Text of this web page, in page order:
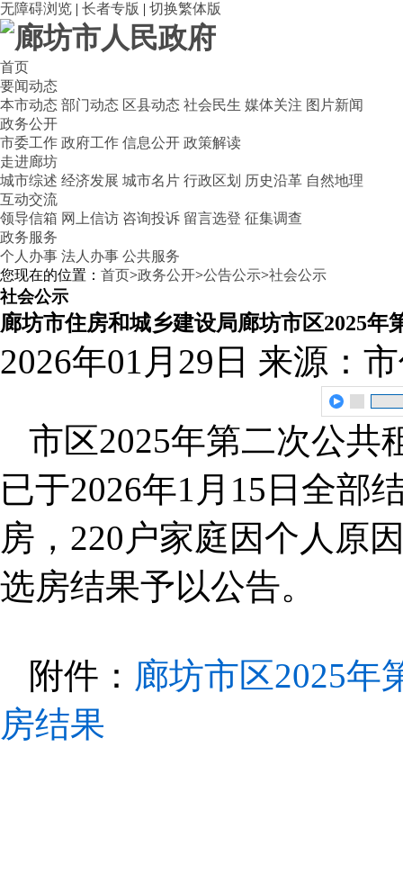
无障碍浏览 | 长者专版 | 切换繁体版
首页
要闻动态
本市动态 部门动态 区县动态 社会民生 媒体关注 图片新闻
政务公开
市委工作 政府工作 信息公开 政策解读
走进廊坊
城市综述 经济发展 城市名片 行政区划 历史沿革 自然地理
互动交流
领导信箱 网上信访 咨询投诉 留言选登 征集调查
政务服务
个人办事 法人办事 公共服务
您现在的位置： 首页>政务公开>公告公示>社会公示
社会公示
廊坊市住房和城乡建设局廊坊市区2025
2026年01月29日 来源：
市区2025年第二次公共
已于2026年1月15日全部
房，220户家庭因个人原
选房结果予以公告。
附件： 廊坊市区2025年
房结果